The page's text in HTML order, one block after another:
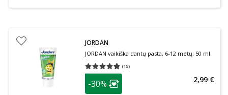
JORDAN
JORDAN vaikiška dantų pasta, 6-12 metų, 50 ml
(15)
Vidutinis įvertinimas 4.80
patarimas
Lojalumo klubo narių nuolaida
-30% 2,99 €